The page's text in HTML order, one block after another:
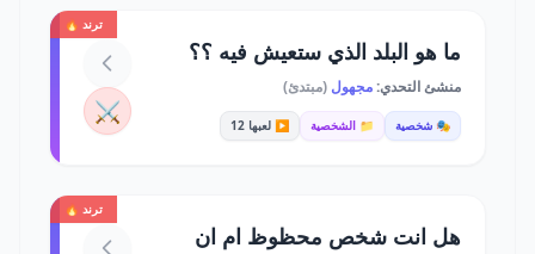
ترند 🔥
ما هو البلد الذي ستعيش فيه ؟؟
منشئ التحدي:مجهول (مبتدئ)
🎭 شخصية 📁 الشخصية ▶️ لعبها 12 ⚔️
ترند 🔥
هل انت شخص محظوظ ام ان